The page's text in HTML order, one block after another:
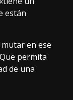
están
en ese
permita
de una